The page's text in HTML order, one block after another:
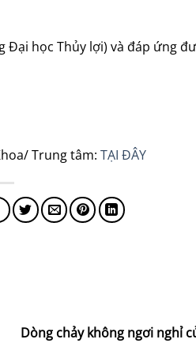
học Thủy lợi) và đáp ứng
Trung tâm: TẠI ĐÂY
Dòng chảy không ngơi nghỉ